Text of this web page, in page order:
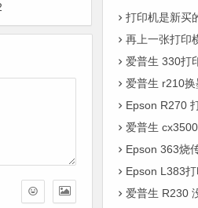
打印机是新买的，
再上一张打印
爱普生 330打印出来
爱普生 r210
Epson R270
爱普生 cx3500
Epson 363烧
Epson L383
爱普生 R230